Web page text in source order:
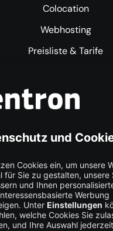
Colocation
Webhosting
Preisliste & Tarife
Mehr centron
High Availability
Trust Center
Data Recovery
Backup Service
Business Hosting